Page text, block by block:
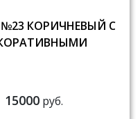
КОРИЧНЕВЫЙ С
15000руб.